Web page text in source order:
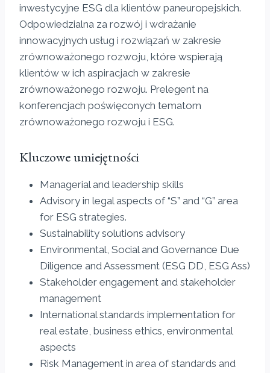
inwestycyjne ESG dla klientów paneuropejskich.
Odpowiedzialna za rozwój i wdrażanie
innowacyjnych usług i rozwiązań w zakresie
zrównoważonego rozwoju, które wspierają
klientów w ich aspiracjach w zakresie
zrównoważonego rozwoju. Prelegent na
konferencjach poświęconych tematom
zrównoważonego rozwoju i ESG.
Kluczowe umiejętności
Managerial and leadership skills
Advisory in legal aspects of “S” and “G” area
for ESG strategies.
Sustainability solutions advisory
Environmental, Social and Governance Due
Diligence and Assessment (ESG DD, ESG Ass)
Stakeholder engagement and stakeholder
management
International standards implementation for
real estate, business ethics, environmental
aspects
Risk Management in area of standards and